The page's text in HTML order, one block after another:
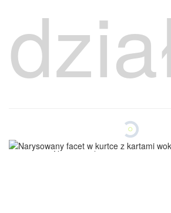
Nie przepalamy
Twojego budżetu
dopasowanych do Twojej oferty
Liczą się dla nas realne szanse
siąg